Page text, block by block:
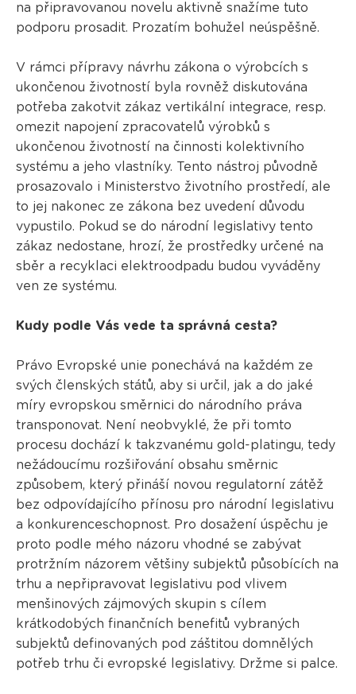
na připravovanou novelu aktivně snažíme tuto
podporu prosadit. Prozatím bohužel neúspěšně.
V rámci přípravy návrhu zákona o výrobcích s
ukončenou životností byla rovněž diskutována
potřeba zakotvit zákaz vertikální integrace, resp.
omezit napojení zpracovatelů výrobků s
ukončenou životností na činnosti kolektivního
systému a jeho vlastníky. Tento nástroj původně
prosazovalo i Ministerstvo životního prostředí, ale
to jej nakonec ze zákona bez uvedení důvodu
vypustilo. Pokud se do národní legislativy tento
zákaz nedostane, hrozí, že prostředky určené na
sběr a recyklaci elektroodpadu budou vyváděny
ven ze systému.
Kudy podle Vás vede ta správná cesta?
Právo Evropské unie ponechává na každém ze
svých členských států, aby si určil, jak a do jaké
míry evropskou směrnici do národního práva
transponovat. Není neobvyklé, že při tomto
procesu dochází k takzvanému gold-platingu, tedy
nežádoucímu rozšiřování obsahu směrnic
způsobem, který přináší novou regulatorní zátěž
bez odpovídajícího přínosu pro národní legislativu
a konkurenceschopnost. Pro dosažení úspěchu je
proto podle mého názoru vhodné se zabývat
protržním názorem většiny subjektů působících na
trhu a nepřipravovat legislativu pod vlivem
menšinových zájmových skupin s cílem
krátkodobých finančních benefitů vybraných
subjektů definovaných pod záštitou domnělých
potřeb trhu či evropské legislativy. Držme si palce.